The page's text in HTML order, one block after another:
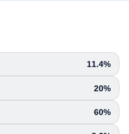
11.4%
20%
60%